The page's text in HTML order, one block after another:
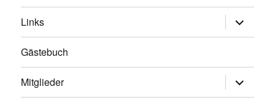
Links
öffnen
Gästebuch
Mitglieder öffnen